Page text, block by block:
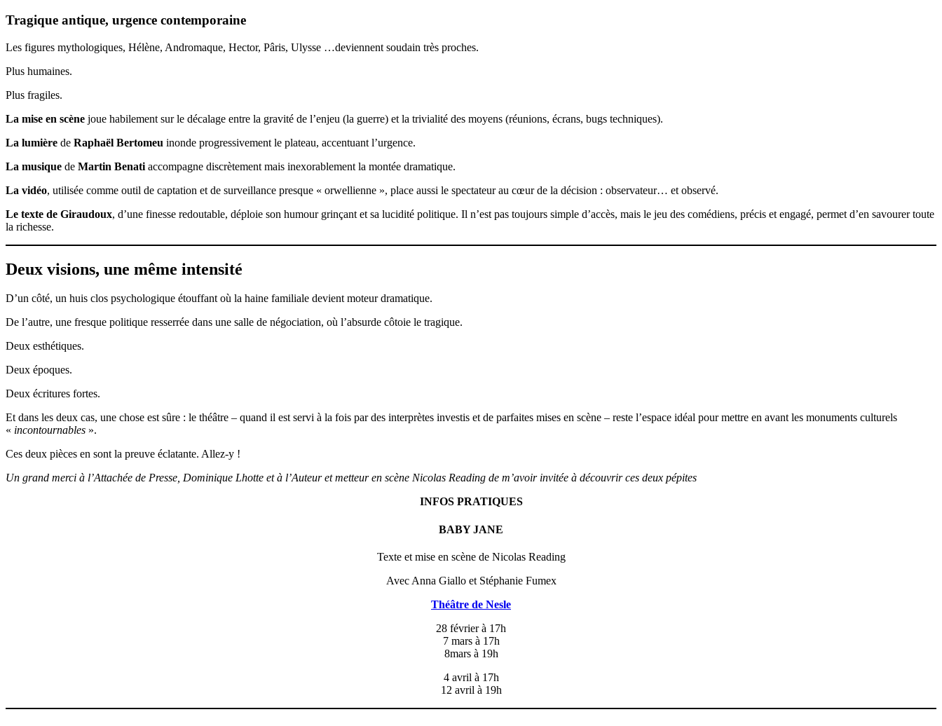
Tragique antique, urgence contemporaine
Les figures mythologiques, Hélène, Andromaque, Hector, Pâris, Ulysse …deviennent soudain très proches.
Plus humaines.
Plus fragiles.
La mise en scène joue habilement sur le décalage entre la gravité de l’enjeu (la guerre) et la trivialité des moyens (réunions, écrans, bugs techniques).
La lumière de Raphaël Bertomeu inonde progressivement le plateau, accentuant l’urgence.
La musique de Martin Benati accompagne discrètement mais inexorablement la montée dramatique.
La vidéo, utilisée comme outil de captation et de surveillance presque « orwellienne », place aussi le spectateur au cœur de la décision : observateur… et observé.
Le texte de Giraudoux, d’une finesse redoutable, déploie son humour grinçant et sa lucidité politique. Il n’est pas toujours simple d’accès, mais le jeu des comédiens, précis et engagé, permet d’en savourer toute
la richesse.
Deux visions, une même intensité
D’un côté, un huis clos psychologique étouffant où la haine familiale devient moteur dramatique.
De l’autre, une fresque politique resserrée dans une salle de négociation, où l’absurde côtoie le tragique.
Deux esthétiques.
Deux époques.
Deux écritures fortes.
Et dans les deux cas, une chose est sûre : le théâtre – quand il est servi à la fois par des interprètes investis et de parfaites mises en scène – reste l’espace idéal pour mettre en avant les monuments culturels
« incontournables ».
Ces deux pièces en sont la preuve éclatante. Allez-y !
Un grand merci à l’Attachée de Presse, Dominique Lhotte et à l’Auteur et metteur en scène Nicolas Reading de m’avoir invitée à découvrir ces deux pépites
INFOS PRATIQUES
BABY JANE
Texte et mise en scène de Nicolas Reading
Avec Anna Giallo et Stéphanie Fumex
Théâtre de Nesle
28 février à 17h
7 mars à 17h
8mars à 19h
4 avril à 17h
12 avril à 19h